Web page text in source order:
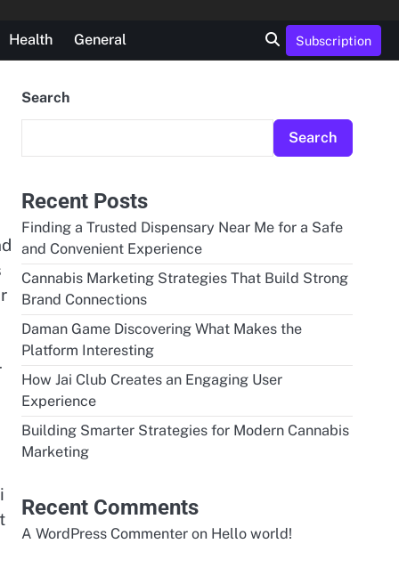
Health General Subscription
Search
Search
Recent Posts
Finding a Trusted Dispensary Near Me for a Safe
and Convenient Experience
Cannabis Marketing Strategies That Build Strong
Brand Connections
Daman Game Discovering What Makes the
Platform Interesting
How Jai Club Creates an Engaging User
Experience
Building Smarter Strategies for Modern Cannabis
Marketing
Recent Comments
A WordPress Commenter on Hello world!